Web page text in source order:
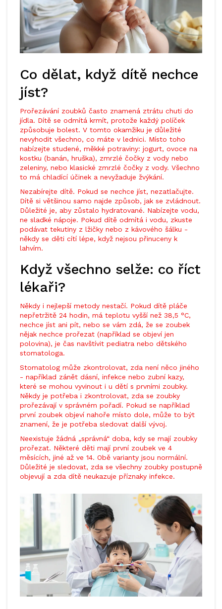
Co dělat, když dítě nechce
jíst?
Prořezávání zoubků často znamená ztrátu chuti do
jídla. Dítě se odmítá krmít, protože každý políček
způsobuje bolest. V tomto okamžiku je důležité
nevyhodit všechno, co máte v lednici. Místo toho
nabízejte studené, měkké potraviny: jogurt, ovoce na
kostku (banán, hruška), zmrzlé čočky z vody nebo
zeleniny, nebo klasické zmrzlé čočky z vody. Všechno
to má chladící účinek a nevyžaduje žvýkání.
Nezabírejte dítě. Pokud se nechce jíst, nezatlačujte.
Dítě si většinou samo najde způsob, jak se zvládnout.
Důležité je, aby zůstalo hydratované. Nabízejte vodu,
ne sladké nápoje. Pokud dítě odmítá i vodu, zkuste
podávat tekutiny z lžičky nebo z kávového šálku -
někdy se děti cítí lépe, když nejsou přinuceny k
lahvím.
Když všechno selže: co říct
lékaři?
Někdy i nejlepší metody nestačí. Pokud dítě pláče
nepřetržitě 24 hodin, má teplotu vyšší než 38,5 °C,
nechce jíst ani pít, nebo se vám zdá, že se zoubek
nějak nechce prořezat (například se objeví jen
polovina), je čas navštívit pediatra nebo dětského
stomatologa.
Stomatolog může zkontrolovat, zda není něco jiného
- například zánět dásní, infekce nebo zubní kazy,
které se mohou vyvinout i u dětí s prvními zoubky.
Někdy je potřeba i zkontrolovat, zda se zoubky
prořezávají v správném pořadí. Pokud se například
první zoubek objeví nahoře místo dole, může to být
znamení, že je potřeba sledovat další vývoj.
Neexistuje žádná „správná“ doba, kdy se mají zoubky
prořezat. Některé děti mají první zoubek ve 4
měsících, jiné až ve 14. Obě varianty jsou normální.
Důležité je sledovat, zda se všechny zoubky postupně
objevují a zda dítě neukazuje příznaky infekce.